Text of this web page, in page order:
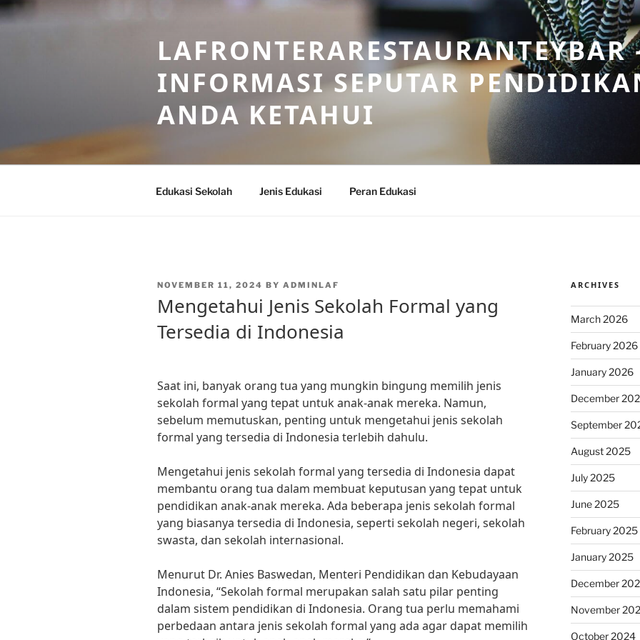
Skip
to
LAFRONTERARESTAURANTEYBAR
INFORMASI SEPUTAR
ANDA KETAHUI
Edukasi Sekolah Jenis Edukasi Peran Edukasi
POSTED
NOVEMBER 11, 2024 BY ADMINLAF
Mengetahui Jenis Sekolah Formal yang
Tersedia di Indonesia
Saat ini, banyak orang tua yang mungkin bingung memilih jenis
sekolah formal yang tepat untuk anak-anak mereka. Namun,
sebelum memutuskan, penting untuk mengetahui jenis sekolah
formal yang tersedia di Indonesia terlebih dahulu.
Mengetahui jenis sekolah formal yang tersedia di Indonesia dapat
membantu orang tua dalam membuat keputusan yang tepat untuk
pendidikan anak-anak mereka. Ada beberapa jenis sekolah formal
yang biasanya tersedia di Indonesia, seperti sekolah negeri, sekolah
swasta, dan sekolah internasional.
Menurut Dr. Anies Baswedan, Menteri Pendidikan dan Kebudayaan
Indonesia, “Sekolah formal merupakan salah satu pilar penting
dalam sistem pendidikan di Indonesia. Orang tua perlu memahami
perbedaan antara jenis sekolah formal yang ada agar dapat memilih
ARCHIVES
March 2026
February 2026
January 2026
December
September
August 2025
July 2025
June 2025
February 2025
January 2025
December
November
October 2024